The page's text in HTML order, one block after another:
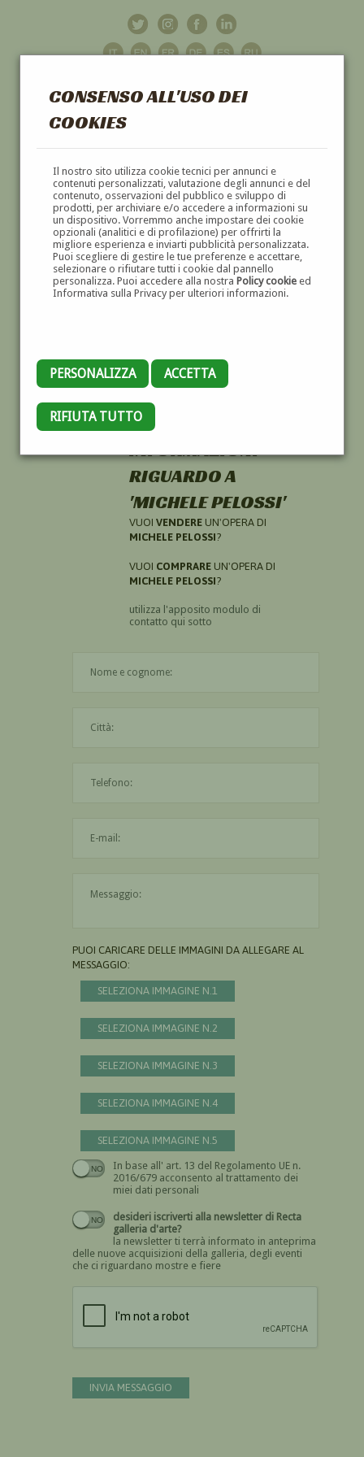
CONSENSO ALL'USO DEI
COOKIES
Il nostro sito utilizza cookie tecnici per annunci e
contenuti personalizzati, valutazione degli annunci e del
contenuto, osservazioni del pubblico e sviluppo di
prodotti, per archiviare e/o accedere a informazioni su
un dispositivo. Vorremmo anche impostare dei cookie
opzionali (analitici e di profilazione) per offrirti la
migliore esperienza e inviarti pubblicità personalizzata.
Puoi scegliere di gestire le tue preferenze e accettare,
selezionare o rifiutare tutti i cookie dal pannello
personalizza. Puoi accedere alla nostra Policy cookieed
Informativa sulla Privacy per ulteriori informazioni.
PERSONALIZZA ACCETTA
RIFIUTA TUTTO
GALLERIAD'ARTE
DIPINTI E SCULTURE '800 E '900
HAI CERCATO
INFORMAZIONI
RIGUARDO A
'MICHELE PELOSSI'
VUOI VENDERE UN'OPERA DI
MICHELE PELOSSI?
VUOI COMPRARE UN'OPERA DI
MICHELE PELOSSI?
utilizza l'apposito modulo di
contatto qui sotto
PUOI CARICARE DELLE IMMAGINI DA ALLEGARE AL
MESSAGGIO:
SELEZIONA IMMAGINE N.1
SELEZIONA IMMAGINE N.2
SELEZIONA IMMAGINE N.3
SELEZIONA IMMAGINE N.4
SELEZIONA IMMAGINE N.5
In base all' art. 13 del Regolamento UE n.
2016/679 acconsento al trattamento dei
miei dati personali
Devi dare il consenso
desideri iscriverti alla newsletter di Recta
galleria d'arte?
la newsletter ti terrà informato in anteprima
delle nuove acquisizioni della galleria, degli eventi
che ci riguardano mostre e fiere
INVIA MESSAGGIO